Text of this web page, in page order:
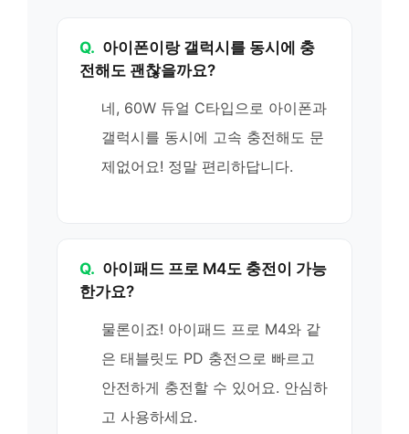
Q. 아이폰이랑 갤럭시를 동시에 충
전해도 괜찮을까요?
네, 60W 듀얼 C타입으로 아이폰과
갤럭시를 동시에 고속 충전해도 문
제없어요! 정말 편리하답니다.
Q. 아이패드 프로 M4도 충전이 가능
한가요?
물론이죠! 아이패드 프로 M4와 같
은 태블릿도 PD 충전으로 빠르고
안전하게 충전할 수 있어요. 안심하
고 사용하세요.